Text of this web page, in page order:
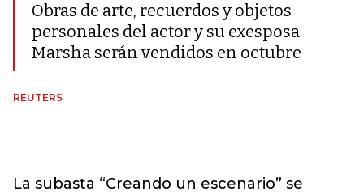
Obras de arte, recuerdos y objetos
personales del actor y su exesposa
Marsha serán vendidos en octubre
REUTERS
La subasta “Creando un escenario” se